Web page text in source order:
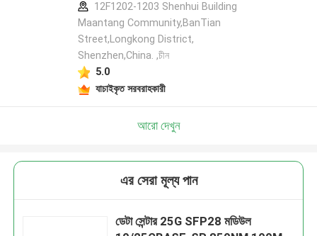
12F1202-1203 Shenhui Building
Maantang Community,BanTian
Street,Longkong District,
Shenzhen,China. ,চীন
5.0
যাচাইকৃত সরবরাহকারী
আরো দেখুন
এর সেরা মূল্য পান
ডেটা সেন্টার 25G SFP28 মডিউল